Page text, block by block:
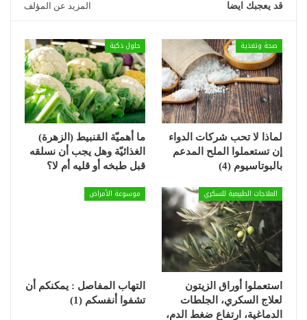
قد يعجبك ايضا المزيد عن المؤلف
صحة وتغذية
لماذا لا تحب شركات الدواء
إن تستعملوا الملح المدعم
بالبوتاسيوم (4)
حلول ذكية
ما أهميّة القنبيط (الزهرة)
الغذائيّة وهل يجب أن نسلقه
قبل طبخه أو قليه أم لا؟
العلاجات الطبيعية للسكري
استعملوا أوراق الزيتون
لعلاج السكري، الجلطات
الدماغية، ارتفاع ضغط الدم،
موسوعة الأمراض
التهاب المفاصل : يمكنكم أن
تشفوا أنفسكم (1)